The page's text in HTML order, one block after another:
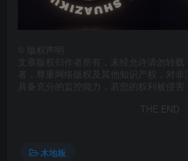
版权声明
文章版权归作者所有，未经允许请勿转
者，尊重网络版权及其他知识产权，对非
具备充分的监控能力，若您的权利被侵害
THE END
木地板